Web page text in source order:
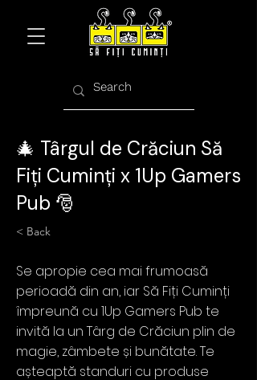
🎄 Târgul de Crăciun Să
Fiți Cuminți x 1Up Gamers
Pub 🎅
< Back
Se apropie cea mai frumoasă
perioadă din an, iar Să Fiți Cuminți
împreună cu 1Up Gamers Pub te
invită la un Târg de Crăciun plin de
magie, zâmbete și bunătate. Te
așteaptă standuri cu produse